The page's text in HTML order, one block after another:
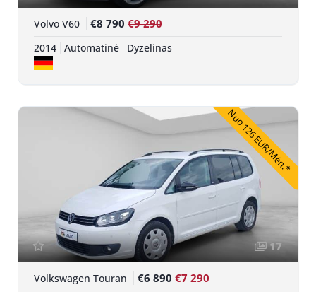
Volvo V60 €8 790 €9 290
2014 Automatinė Dyzelinas
Nuo 126 EUR/Mėn.*
17
Volkswagen Touran €6 890 €7 290